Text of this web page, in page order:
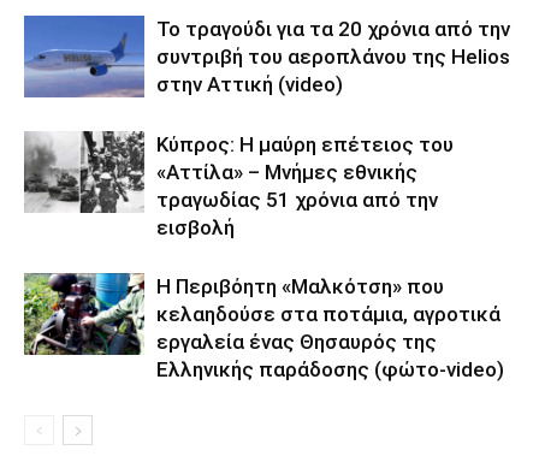
Το τραγούδι για τα 20 χρόνια από την
συντριβή του αεροπλάνου της Helios
στην Αττική (video)
Κύπρος: Η μαύρη επέτειος του
«Αττίλα» – Μνήμες εθνικής
τραγωδίας 51 χρόνια από την
εισβολή
Η Περιβόητη «Μαλκότση» που
κελαηδούσε στα ποτάμια, αγροτικά
εργαλεία ένας Θησαυρός της
Ελληνικής παράδοσης (φώτο-video)